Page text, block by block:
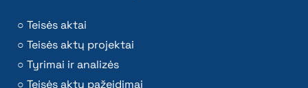
Teisės aktai
Teisės aktų projektai
Tyrimai ir analizės
Teisės aktų pažeidimai